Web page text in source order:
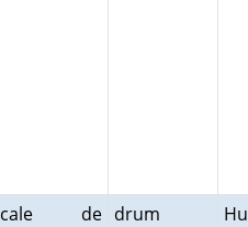
cale de drum